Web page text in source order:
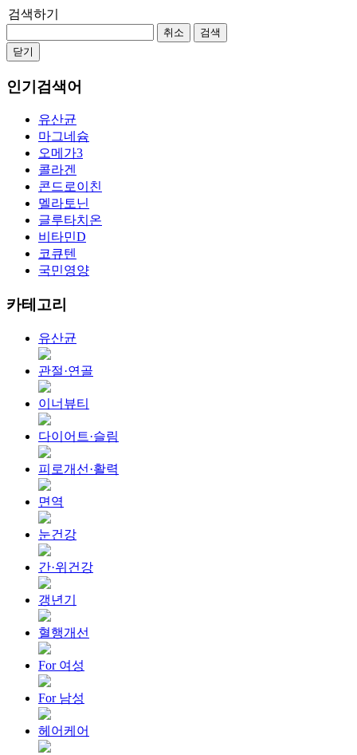
검색하기
취소
검색
닫기
인기검색어
유산균
마그네슘
오메가3
콜라겐
콘드로이친
멜라토닌
글루타치온
비타민D
코큐텐
국민영양
카테고리
유산균
관절·연골
이너뷰티
다이어트·슬림
피로개선·활력
면역
눈건강
간·위건강
갱년기
혈행개선
For 여성
For 남성
헤어케어